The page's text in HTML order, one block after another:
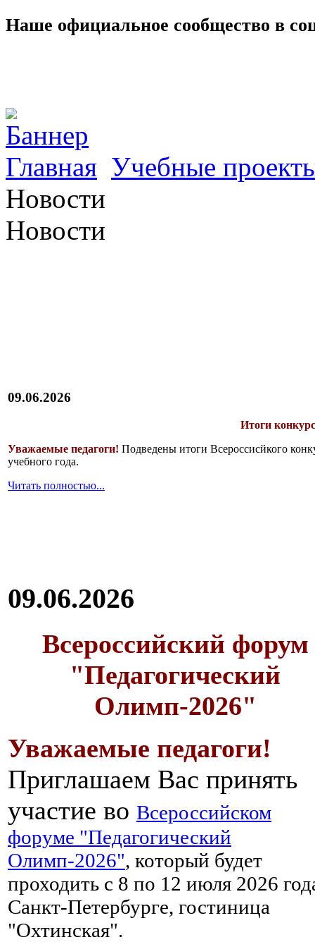
Наше официальное сообщество в
Главная Учебные
Новости
Новости
09.06.2026
Итоги
Уважаемые педагоги! Подведены итоги Всероссисйкого
учебного года.
Читать полностью...
09.06.2026
Всероссийский форум
"Педагогический
Олимп-2026"
Уважаемые педагоги!
Приглашаем Вас принять
участие во Всероссийском
форуме "Педагогический
Олимп-2026", который будет
проходить с 8 по 12 июля 2026
Санкт-Петербурге, гостиница
"Охтинская".